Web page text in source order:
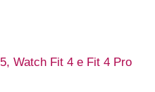
Watch Fit 4 e Fit 4 Pro